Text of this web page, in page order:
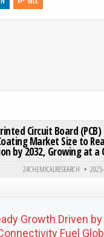
Posted in
Circuit Board
Market Size to
by 2032, Growing at a
24CHEMICALRESEARCH
Growth Driven
Fuel